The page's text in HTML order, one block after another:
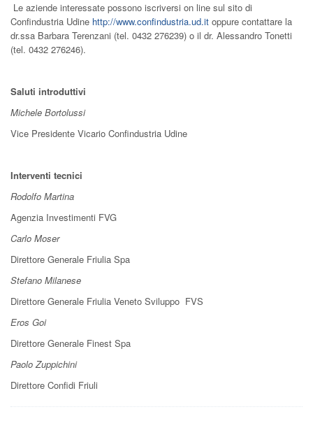
Le aziende interessate possono iscriversi on line sul sito di
Confindustria Udine http://www.confindustria.ud.it oppure contattare la
dr.ssa Barbara Terenzani (tel. 0432 276239) o il dr. Alessandro Tonetti
(tel. 0432 276246).
Saluti introduttivi
Michele Bortolussi
Vice Presidente Vicario Confindustria Udine
Interventi tecnici
Rodolfo Martina
Agenzia Investimenti FVG
Carlo Moser
Direttore Generale Friulia Spa
Stefano Milanese
Direttore Generale Friulia Veneto Sviluppo FVS
Eros Goi
Direttore Generale Finest Spa
Paolo Zuppichini
Direttore Confidi Friuli